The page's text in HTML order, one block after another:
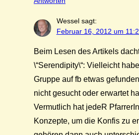
Wessel sagt:
Februar 16, 2012 um
Beim Lesen des Artikels
\“Serendipity\“: Vielleicht
Gruppe auf fb etwas
nicht gesucht oder erwartet
Vermutlich hat jedeR
Konzepte, um die Konfis zu